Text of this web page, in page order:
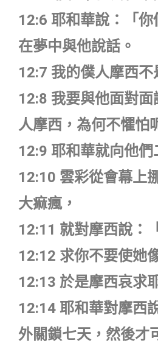
12:6 耶和華說：「
在夢中與他說話。
12:7 我的僕人摩西
12:8 我要與他面對
人摩西，為何不懼怕
12:9 耶和華就向他們
12:10 雲彩從會幕上
大痲瘋，
12:11 就對摩西說：
12:12 求你不要使她
12:13 於是摩西哀求
12:14 耶和華對摩西
外關鎖七天，然後才